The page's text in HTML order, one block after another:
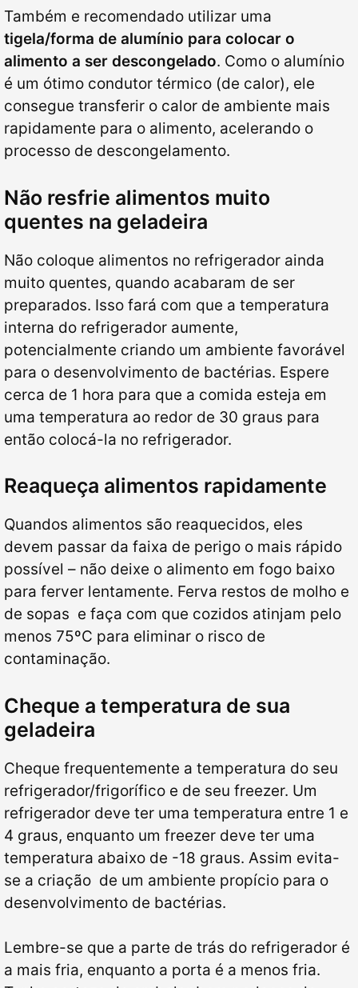
Também e recomendado utilizar uma
tigela/forma de alumínio para colocar o
alimento a ser descongelado. Como o alumínio
é um ótimo condutor térmico (de calor), ele
consegue transferir o calor de ambiente mais
rapidamente para o alimento, acelerando o
processo de descongelamento.
Não resfrie alimentos muito
quentes na geladeira
Não coloque alimentos no refrigerador ainda
muito quentes, quando acabaram de ser
preparados. Isso fará com que a temperatura
interna do refrigerador aumente,
potencialmente criando um ambiente favorável
para o desenvolvimento de bactérias. Espere
cerca de 1 hora para que a comida esteja em
uma temperatura ao redor de 30 graus para
então colocá-la no refrigerador.
Reaqueça alimentos rapidamente
Quandos alimentos são reaquecidos, eles
devem passar da faixa de perigo o mais rápido
possível – não deixe o alimento em fogo baixo
para ferver lentamente. Ferva restos de molho e
de sopas e faça com que cozidos atinjam pelo
menos 75ºC para eliminar o risco de
contaminação.
Cheque a temperatura de sua
geladeira
Cheque frequentemente a temperatura do seu
refrigerador/frigorífico e de seu freezer. Um
refrigerador deve ter uma temperatura entre 1 e
4 graus, enquanto um freezer deve ter uma
temperatura abaixo de -18 graus. Assim evita-
se a criação de um ambiente propício para o
desenvolvimento de bactérias.
Lembre-se que a parte de trás do refrigerador é
a mais fria, enquanto a porta é a menos fria.